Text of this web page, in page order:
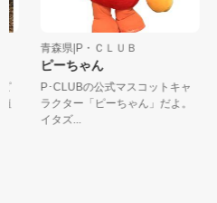
青森県|P・ＣＬＵＢ
ピーちゃん
P･CLUBの公式マスコットキャ
ラクター「ピーちゃん」だよ。
イタズ...